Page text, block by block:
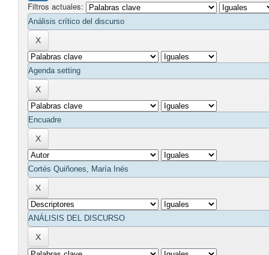
Filtros actuales: